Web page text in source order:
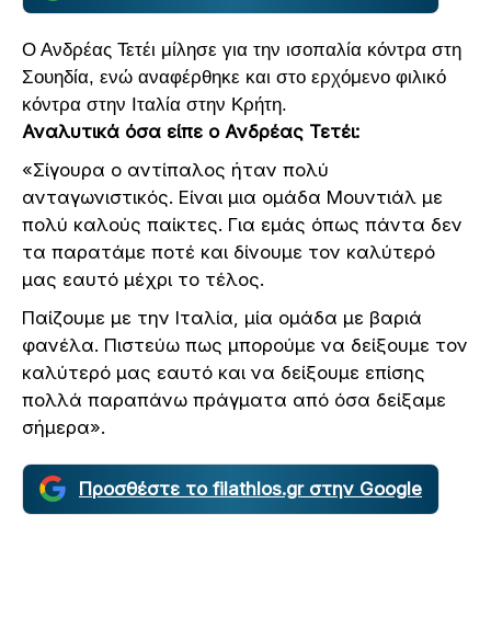
Ο Ανδρέας Τετέι μίλησε για την ισοπαλία κόντρα στη
Σουηδία, ενώ αναφέρθηκε και στο ερχόμενο φιλικό
κόντρα στην Ιταλία στην Κρήτη.
Αναλυτικά όσα είπε ο Ανδρέας Τετέι:
«Σίγουρα ο αντίπαλος ήταν πολύ
ανταγωνιστικός. Είναι μια ομάδα Μουντιάλ με
πολύ καλούς παίκτες. Για εμάς όπως πάντα δεν
τα παρατάμε ποτέ και δίνουμε τον καλύτερό
μας εαυτό μέχρι το τέλος.
Παίζουμε με την Ιταλία, μία ομάδα με βαριά
φανέλα. Πιστεύω πως μπορούμε να δείξουμε τον
καλύτερό μας εαυτό και να δείξουμε επίσης
πολλά παραπάνω πράγματα από όσα δείξαμε
σήμερα».
Προσθέστε το filathlos.gr στην Google